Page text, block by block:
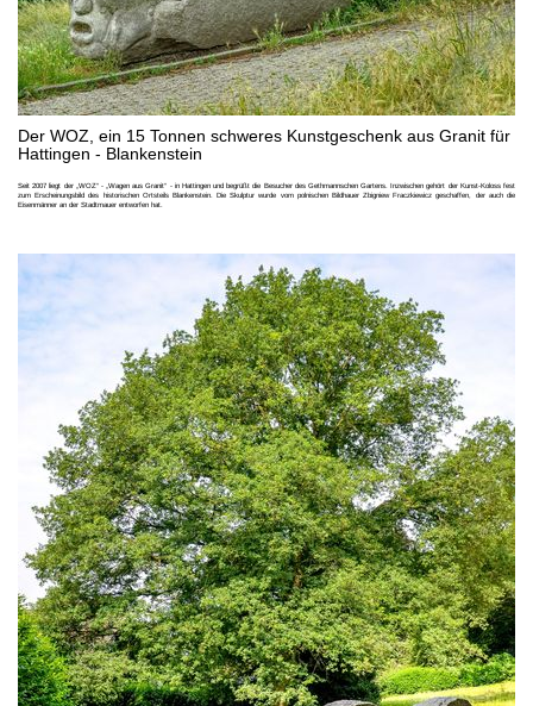
Der WOZ, ein 15 Tonnen schweres Kunstgeschenk aus Granit für
Hattingen - Blankenstein
Seit 2007 liegt der „WOZ“ - „Wagen aus Granit“ - in Hattingen und begrüßt die Besucher des Gethmannschen Gartens. Inzwischen gehört der Kunst-Koloss fest
zum Erscheinungsbild des historischen Ortsteils Blankenstein. Die Skulptur wurde vom polnischen Bildhauer Zbigniew Fraczkiewicz geschaffen, der auch die
Eisenmänner an der Stadtmauer entworfen hat.